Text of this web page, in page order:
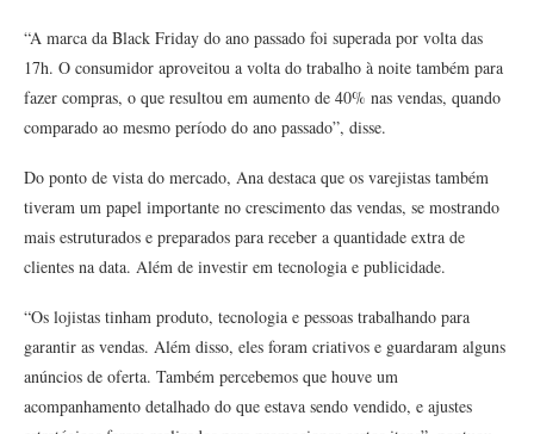
“A marca da Black Friday do ano passado foi superada por volta das
17h. O consumidor aproveitou a volta do trabalho à noite também para
fazer compras, o que resultou em aumento de 40% nas vendas, quando
comparado ao mesmo período do ano passado”, disse.
Do ponto de vista do mercado, Ana destaca que os varejistas também
tiveram um papel importante no crescimento das vendas, se mostrando
mais estruturados e preparados para receber a quantidade extra de
clientes na data. Além de investir em tecnologia e publicidade.
“Os lojistas tinham produto, tecnologia e pessoas trabalhando para
garantir as vendas. Além disso, eles foram criativos e guardaram alguns
anúncios de oferta. Também percebemos que houve um
acompanhamento detalhado do que estava sendo vendido, e ajustes